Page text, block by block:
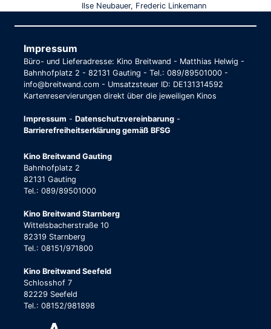
Ilse Neubauer, Frederic Linkemann
Impressum
Büro- und Lieferadresse: Kino Breitwand - Matthias Helwig -
Bahnhofplatz 2 - 82131 Gauting - Tel.: 089/89501000 -
info@breitwand.com - Umsatzsteuer ID: DE131314592
Kartenreservierungen direkt über die jeweiligen Kinos
Impressum - Datenschutzvereinbarung -
Barrierefreiheitserklärung gemäß BFSG
Kino Breitwand Gauting
Bahnhofplatz 2
82131 Gauting
Tel.: 089/89501000
Kino Breitwand Starnberg
Wittelsbacherstraße 10
82319 Starnberg
Tel.: 08151/971800
Kino Breitwand Seefeld
Schlosshof 7
82229 Seefeld
Tel.: 08152/981898